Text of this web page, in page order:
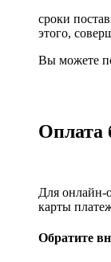
сроки
этого,
Вы можете
Оплата
Для онлайн-
карты
Обратите